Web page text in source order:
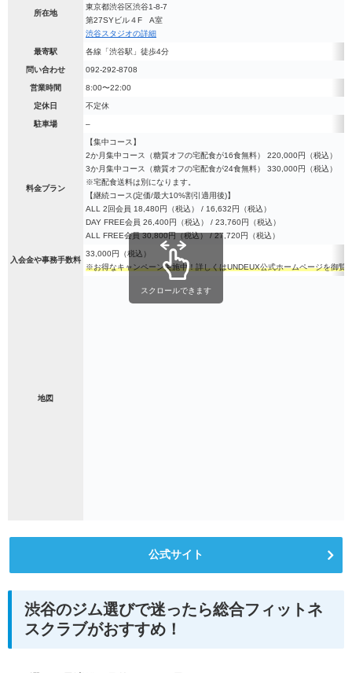
所在地
東京都渋谷区渋谷1-8-7
第27SYビル４F A室
渋谷スタジオの詳細
最寄駅 各線「渋谷駅」徒歩4分
問い合わせ 092-292-8708
営業時間 8:00〜22:00
定休日 不定休
駐車場 –
料金プラン
【集中コース】
2か月集中コース（糖質オフの宅配食が16食無料） 220,000円（税込）
3か月集中コース（糖質オフの宅配食が24食無料） 330,000円（税込）
※宅配食送料は別になります。
【継続コース(定価/最大10%割引適用後)】
ALL 2回会員 18,480円（税込） / 16,632円（税込）
DAY FREE会員 26,400円（税込） / 23,760円（税込）
ALL FREE会員 30,800円（税込） / 27,720円（税込）
入会金や事務手数料
33,000円（税込）
※お得なキャンペーン実施中！詳しくはUNDEUX公式ホームページを御覧
地図
スクロールできます
公式サイト
渋谷のジム選びで迷ったら総合フィットネ
スクラブがおすすめ！